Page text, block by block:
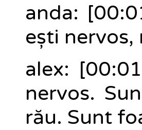
anda:
ești nervos,
alex:
nervos.
rău. Sunt